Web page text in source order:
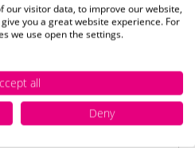
en
wensen. Plaats
our visitor data, to improve our website,
you a great website experience. For
we use open the settings.
all
Deny